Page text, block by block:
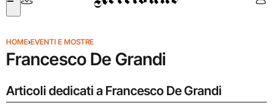
HOME›EVENTI E MOSTRE
Francesco De Grandi
Articoli dedicati a Francesco De Grandi